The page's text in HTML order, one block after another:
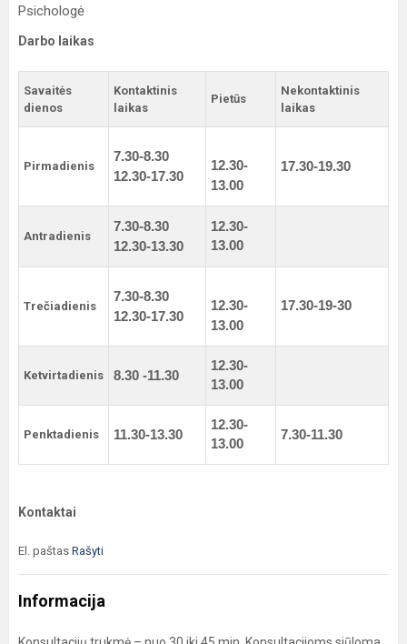
Psichologė
Darbo laikas
Savaitės
dienos
Kontaktinis
laikas
Pietūs
Nekontaktinis
laikas
Pirmadienis
7.30-8.30
12.30-17.30
12.30-
13.00
17.30-19.30
Antradienis
7.30-8.30
12.30-13.30
12.30-
13.00
Trečiadienis
7.30-8.30
12.30-17.30
12.30-
13.00
17.30-19-30
Ketvirtadienis 8.30 -11.30
12.30-
13.00
Penktadienis 11.30-13.30
12.30-
13.00
7.30-11.30
Kontaktai
El. paštas Rašyti
Informacija